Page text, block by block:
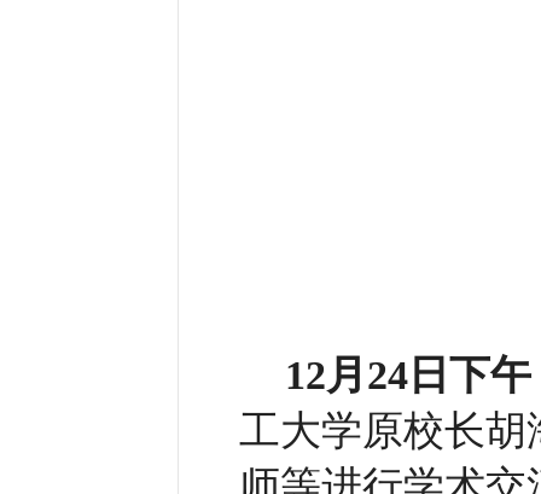
12月24日下午
工大学原校长